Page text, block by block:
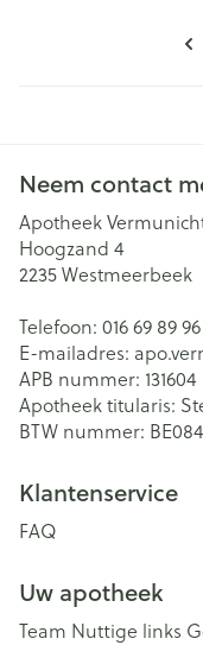
Neem contact
Apotheek
Hoogzand 4
2235Westmeerbeek
Telefoon: 016 69 89 96
E-mailadres:
APB nummer: 131604
Apotheek titularis:
BTW nummer:
Klantenservice
FAQ
Uw apotheek
Team Nuttige links